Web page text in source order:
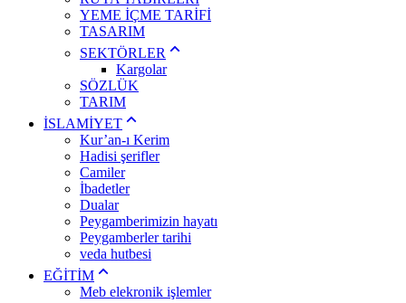
YEME İÇME TARİFİ
TASARIM
SEKTÖRLER
Kargolar
SÖZLÜK
TARIM
İSLAMİYET
Kur’an-ı Kerim
Hadisi şerifler
Camiler
İbadetler
Dualar
Peygamberimizin hayatı
Peygamberler tarihi
veda hutbesi
EĞİTİM
Meb elekronik işlemler